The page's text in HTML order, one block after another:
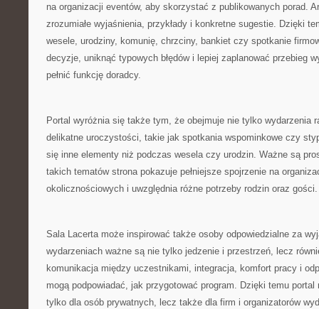
na organizacji eventów, aby skorzystać z publikowanych porad.
zrozumiałe wyjaśnienia, przykłady i konkretne sugestie. Dzięki
wesele, urodziny, komunię, chrzciny, bankiet czy spotkanie
decyzje, uniknąć typowych błędów i lepiej zaplanować przebieg
pełnić funkcję doradcy.
Portal wyróżnia się także tym, że obejmuje nie tylko wydarzenia
delikatne uroczystości, takie jak spotkania wspominkowe czy
się inne elementy niż podczas wesela czy urodzin. Ważne są
takich tematów strona pokazuje pełniejsze spojrzenie na
okolicznościowych i uwzględnia różne potrzeby rodzin oraz gości.
Sala Lacerta może inspirować także osoby odpowiedzialne za
wydarzeniach ważne są nie tylko jedzenie i przestrzeń, lecz
komunikacja między uczestnikami, integracja, komfort pracy i
mogą podpowiadać, jak przygotować program. Dzięki temu
tylko dla osób prywatnych, lecz także dla firm i organizatorów